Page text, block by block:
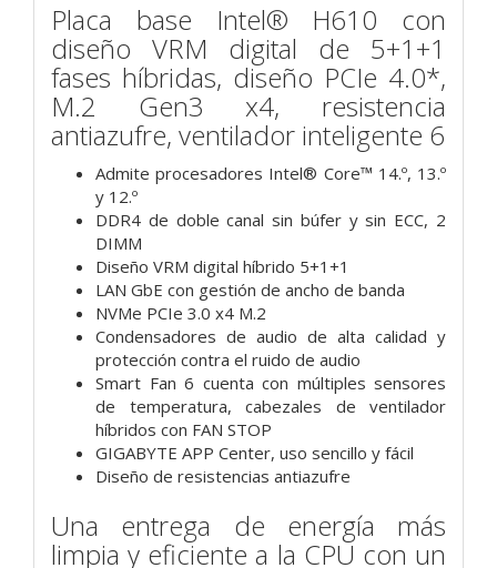
Placa base Intel® H610 con
diseño VRM digital de 5+1+1
fases híbridas, diseño PCIe 4.0*,
M.2 Gen3 x4, resistencia
antiazufre, ventilador inteligente 6
Admite procesadores Intel® Core™ 14.º, 13.º
y 12.º
DDR4 de doble canal sin búfer y sin ECC, 2
DIMM
Diseño VRM digital híbrido 5+1+1
LAN GbE con gestión de ancho de banda
NVMe PCIe 3.0 x4 M.2
Condensadores de audio de alta calidad y
protección contra el ruido de audio
Smart Fan 6 cuenta con múltiples sensores
de temperatura, cabezales de ventilador
híbridos con FAN STOP
GIGABYTE APP Center, uso sencillo y fácil
Diseño de resistencias antiazufre
Una entrega de energía más
limpia y eficiente a la CPU con un